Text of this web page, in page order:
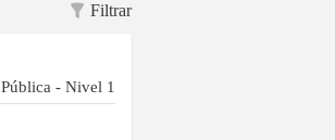
Filtrar
Pública - Nivel 1